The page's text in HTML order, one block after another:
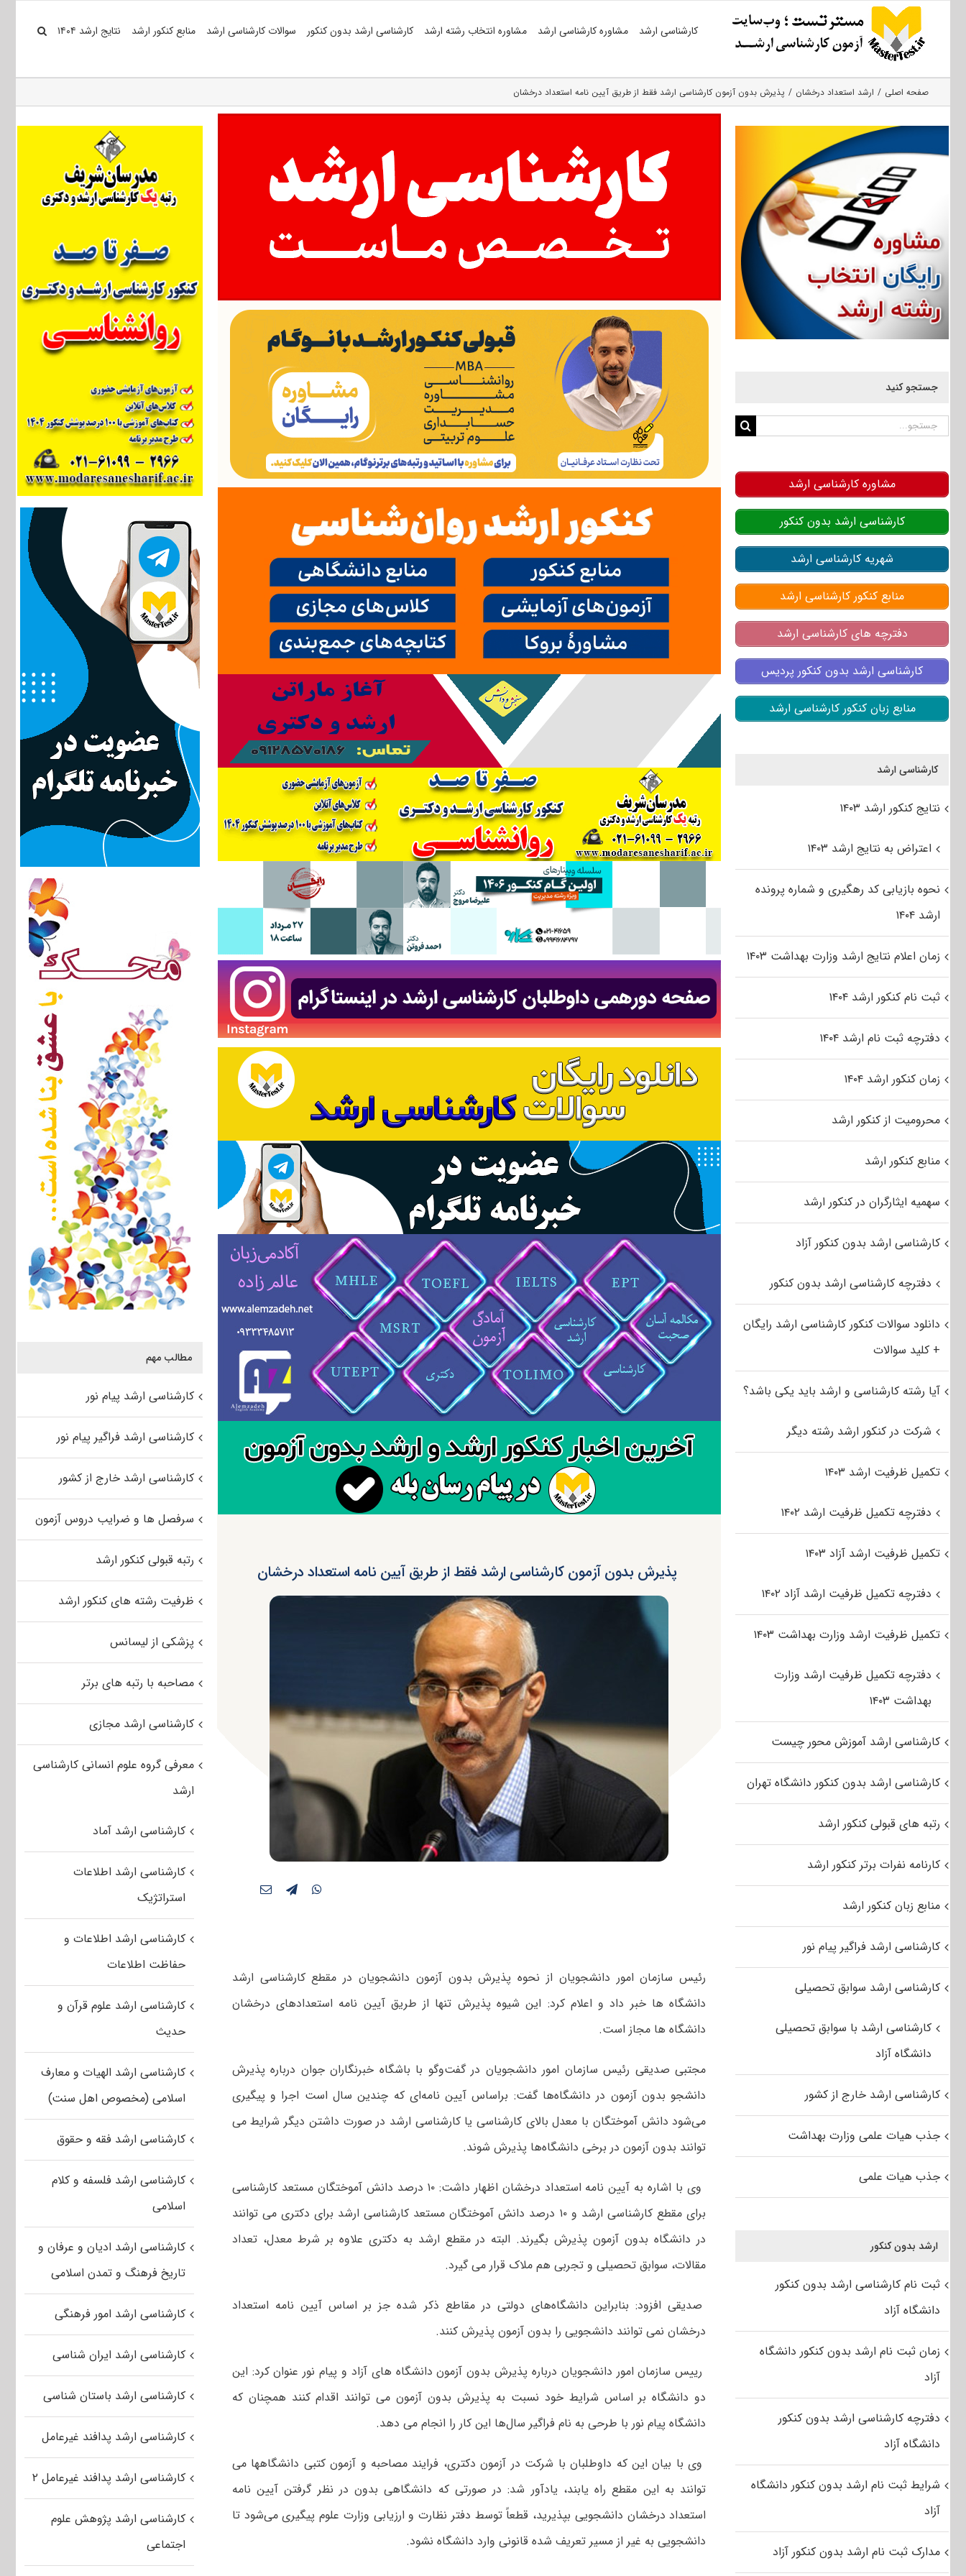
کارشناسی ارشد مشاوره کارشناسی ارشد مشاوره انتخاب رشته ارشد کارشناسی ارشد بدون کنکور سوالات کارشناسی ارشد منابع کنکور ارشد نتایج ارشد ۱۴۰۴
صفحه اصلی ارشد استعداد درخشان پذیرش بدون آزمون کارشناسی ارشد فقط از طریق آیین نامه استعداد درخشان
پذیرش بدون آزمون کارشناسی ارشد فقط از طریق آیین نامه استعداد درخشان
رئیس سازمان امور دانشجویان از نحوه پذیرش بدون آزمون دانشجویان در مقطع کارشناسی ارشد
دانشگاه ها خبر داد و اعلام کرد: این شیوه پذیرش تنها از طریق آیین نامه استعدادهای درخشان
دانشگاه ها مجاز است.
مجتبی صدیقی رئیس سازمان امور دانشجویان در گفت‌وگو با باشگاه خبرنگاران جوان درباره پذیرش
دانشجو بدون آزمون در دانشگاه‌ها گفت: براساس آیین نامه‌ای که چندین سال است اجرا و پیگیری
می‌شود دانش آموختگان با معدل بالای کارشناسی یا کارشناسی ارشد در صورت داشتن دیگر شرایط می
توانند بدون آزمون در برخی دانشگاه‌ها پذیرش شوند.
وی با اشاره به آیین نامه استعداد درخشان اظهار داشت: ۱۰ درصد دانش آموختگان مستعد کارشناسی
برای مقطع کارشناسی ارشد و ۱۰ درصد دانش آموختگان مستعد کارشناسی ارشد برای دکتری می توانند
در دانشگاه‌ بدون آزمون پذیرش بگیرند. البته در مقطع ارشد به دکتری علاوه بر شرط معدل، تعداد
مقالات، سوابق تحصیلی و تجربی هم ملاک قرار می گیرد.
صدیقی افزود: بنابراین دانشگاه‌های دولتی در مقاطع ذکر شده جز بر اساس آیین نامه استعداد
درخشان نمی توانند دانشجویی را بدون آزمون پذیرش کنند.
رییس سازمان امور دانشجویان درباره پذیرش بدون آزمون دانشگاه های آزاد و پیام نور عنوان کرد: این
دو دانشگاه بر اساس شرایط خود نسبت به پذیرش بدون آزمون می توانند اقدام کنند همچنان که
دانشگاه پیام نور با طرحی به نام فراگیر سال‌ها این کار را انجام می دهد.
وی با بیان این که داوطلبان با شرکت در آزمون دکتری، فرایند مصاحبه و آزمون کتبی دانشگاهها می
توانند به این مقطع راه یابند، یادآور شد: در صورتی که دانشگاهی بدون در نظر گرفتن آیین نامه
استعداد درخشان دانشجویی بپذیرید، قطعاً توسط دفتر نظارت و ارزیابی وزارت علوم پیگیری می‌شود تا
دانشجویی به غیر از مسیر تعریف شده قانونی وارد دانشگاه نشود.
مطالب مهم
کارشناسی ارشد پیام نور
کارشناسی ارشد فراگیر پیام نور
کارشناسی ارشد خارج از کشور
سرفصل ها و ضرایب دروس آزمون
رتبه قبولی کنکور ارشد
ظرفیت رشته های کنکور ارشد
پزشکی از لیسانس
مصاحبه با رتبه های برتر
کارشناسی ارشد مجازی
معرفی گروه علوم انسانی کارشناسی
ارشد
کارشناسی ارشد آماد
کارشناسی ارشد اطلاعات
استراتژیک
کارشناسی ارشد اطلاعات و
حفاظت اطلاعات
کارشناسی ارشد علوم قرآن و
حدیث
کارشناسی ارشد الهیات و معارف
اسلامی (مخصوص اهل سنت)
کارشناسی ارشد فقه و حقوق
کارشناسی ارشد فلسفه و کلام
اسلامی
کارشناسی ارشد ادیان و عرفان و
تاریخ فرهنگ و تمدن اسلامی
کارشناسی ارشد امور فرهنگی
کارشناسی ارشد ایران شناسی
کارشناسی ارشد باستان شناسی
کارشناسی ارشد پدافند غیرعامل
کارشناسی ارشد پدافند غیرعامل ۲
کارشناسی ارشد پژوهش علوم
اجتماعی
جستجو کنید
جستجو
مشاوره کارشناسی ارشد
کارشناسی ارشد بدون کنکور
شهریه کارشناسی ارشد
منابع کنکور کارشناسی ارشد
دفترچه های کارشناسی ارشد
کارشناسی ارشد بدون کنکور پردیس
منابع زبان کنکور کارشناسی ارشد
کارشناسی ارشد
نتایج کنکور ارشد ۱۴۰۳
اعتراض به نتایج ارشد ۱۴۰۳
نحوه بازیابی کد رهگیری و شماره پرونده
ارشد ۱۴۰۴
زمان اعلام نتایج ارشد وزارت بهداشت ۱۴۰۳
ثبت نام کنکور ارشد ۱۴۰۴
دفترچه ثبت نام ارشد ۱۴۰۴
زمان کنکور ارشد ۱۴۰۴
محرومیت از کنکور ارشد
منابع کنکور ارشد
سهمیه ایثارگران در کنکور ارشد
کارشناسی ارشد بدون کنکور آزاد
دفترچه کارشناسی ارشد بدون کنکور
دانلود سوالات کنکور کارشناسی ارشد رایگان
+ کلید سوالات
آیا رشته کارشناسی و ارشد باید یکی باشد؟
شرکت در کنکور ارشد رشته دیگر
تکمیل ظرفیت ارشد ۱۴۰۳
دفترچه تکمیل ظرفیت ارشد ۱۴۰۲
تکمیل ظرفیت ارشد آزاد ۱۴۰۳
دفترچه تکمیل ظرفیت ارشد آزاد ۱۴۰۲
تکمیل ظرفیت ارشد وزارت بهداشت ۱۴۰۳
دفترچه تکمیل ظرفیت ارشد وزارت
بهداشت ۱۴۰۳
کارشناسی ارشد آموزش محور چیست
کارشناسی ارشد بدون کنکور دانشگاه تهران
رتبه های قبولی کنکور ارشد
کارنامه نفرات برتر کنکور ارشد
منابع زبان کنکور ارشد
کارشناسی ارشد فراگیر پیام نور
کارشناسی ارشد سوابق تحصیلی
کارشناسی ارشد با سوابق تحصیلی
دانشگاه آزاد
کارشناسی ارشد خارج از کشور
جذب هیات علمی وزارت بهداشت
جذب هیات علمی
ارشد بدون کنکور
ثبت نام کارشناسی ارشد بدون کنکور
دانشگاه آزاد
زمان ثبت نام ارشد بدون کنکور دانشگاه
آزاد
دفترچه کارشناسی ارشد بدون کنکور
دانشگاه آزاد
شرایط ثبت نام ارشد بدون کنکور دانشگاه
آزاد
مدارک ثبت نام ارشد بدون کنکور آزاد